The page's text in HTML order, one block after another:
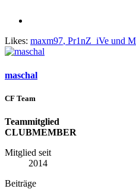
Likes: maxm97, Pr1nZ_iVe und
maschal
CF Team
Teammitglied
CLUBMEMBER
Mitglied seit
2014
Beiträge